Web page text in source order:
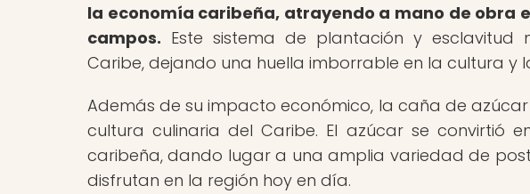
la economía caribeña, atrayendo a mano de obra
campos. Este sistema de plantación y
Caribe, dejando una huella imborrable en la cultura y
Además de su impacto económico, la caña de
cultura culinaria del Caribe. El azúcar se convirtió
caribeña, dando lugar a una amplia variedad de
disfrutan en la región hoy en día.